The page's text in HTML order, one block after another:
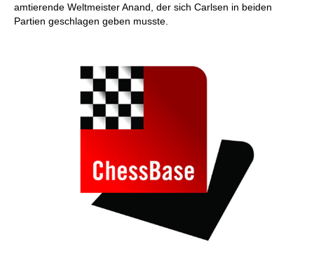
amtierende Weltmeister Anand, der sich Carlsen in beiden
Partien geschlagen geben musste.